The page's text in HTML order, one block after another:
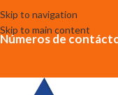
Skip to navigation
Skip to main content
Números de